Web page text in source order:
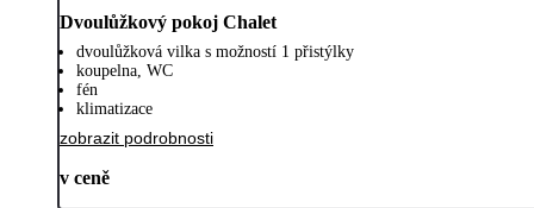
Dvoulůžkový pokoj Chalet
dvoulůžková vilka s možností 1 přistýlky
koupelna, WC
fén
klimatizace
zobrazit podrobnosti
v ceně